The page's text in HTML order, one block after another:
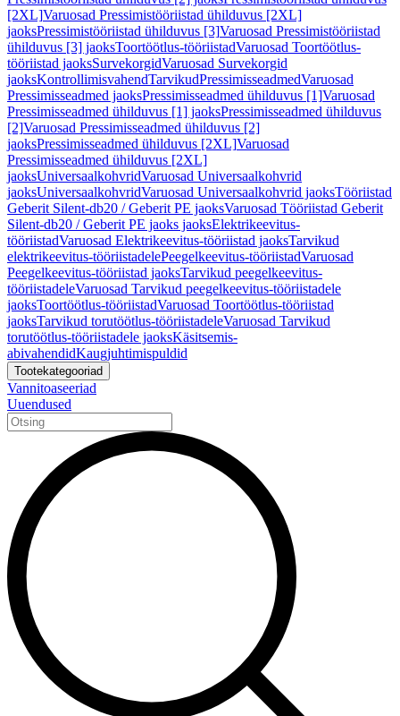
[2XL]Varuosad Pressimistööriistad ühilduvus [2XL]
jaoksPressimistööriistad ühilduvus [3]Varuosad Pressimistööriistad
ühilduvus [3] jaoksToortöötlus-tööriistadVaruosad Toortöötlus-
tööriistad jaoksSurvekorgidVaruosad Survekorgid
jaoksKontrollimisvahendTarvikudPressimisseadmedVaruosad
Pressimisseadmed jaoksPressimisseadmed ühilduvus [1]Varuosad
Pressimisseadmed ühilduvus [1] jaoksPressimisseadmed ühilduvus
[2]Varuosad Pressimisseadmed ühilduvus [2]
jaoksPressimisseadmed ühilduvus [2XL]Varuosad
Pressimisseadmed ühilduvus [2XL]
jaoksUniversaalkohvridVaruosad Universaalkohvrid
jaoksUniversaalkohvridVaruosad Universaalkohvrid jaoksTööriistad
Geberit Silent-db20 / Geberit PE jaoksVaruosad Tööriistad Geberit
Silent-db20 / Geberit PE jaoks jaoksElektrikeevitus-
tööriistadVaruosad Elektrikeevitus-tööriistad jaoksTarvikud
elektrikeevitus-tööriistadelePeegelkeevitus-tööriistadVaruosad
Peegelkeevitus-tööriistad jaoksTarvikud peegelkeevitus-
tööriistadeleVaruosad Tarvikud peegelkeevitus-tööriistadele
jaoksToortöötlus-tööriistadVaruosad Toortöötlus-tööriistad
jaoksTarvikud torutöötlus-tööriistadeleVaruosad Tarvikud
torutöötlus-tööriistadele jaoksKäsitsemis-
abivahendidKaugjuhtimispuldid
Tootekategooriad
Vannitoaseeriad
Uuendused